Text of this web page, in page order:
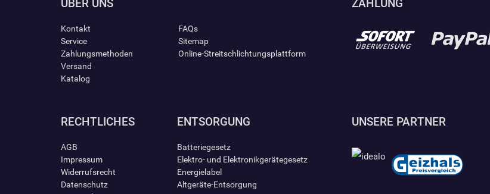
ÜBER UNS
Kontakt
Service
Zahlungsmethoden
Versand
Katalog
FAQs
Sitemap
Online-Streitschlichtungsplattform
ZAHLUNG
RECHTLICHES
AGB
Impressum
Widerrufsrecht
Datenschutz
ENTSORGUNG
Batteriegesetz
Elektro- und Elektronikgerätegesetz
Energielabel
Altgeräte-Entsorgung
UNSERE PARTNER